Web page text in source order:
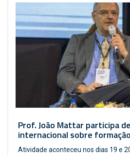
Prof. João Mattar participa
internacional sobre
Atividade aconteceu nos dias 19 e